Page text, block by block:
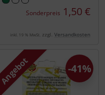
Sonderpreis 1,50 €
inkl. 19 % MwSt. zzgl. Versandkosten
-41%